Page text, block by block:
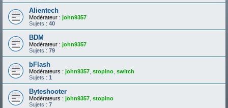
Alientech
Modérateur : john9357
Sujets : 40
BDM
Modérateur : john9357
Sujets : 79
bFlash
Modérateurs : john9357 stopino switch
Sujets : 1
Byteshooter
Modérateurs : john9357 stopino
Sujets : 7